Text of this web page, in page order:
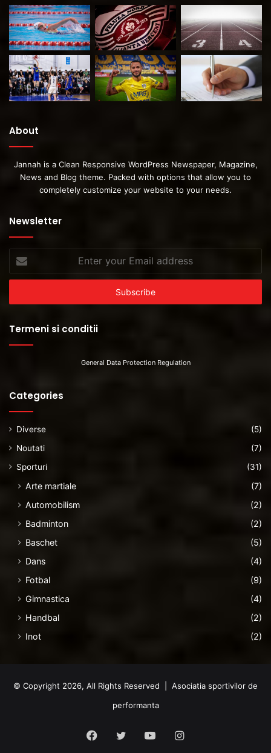
About
Jannah is a Clean Responsive WordPress Newspaper, Magazine,
News and Blog theme. Packed with options that allow you to
completely customize your website to your needs.
Newsletter
your
Email
Termeni si conditii
General Data Protection Regulation
Categories
Diverse
(5)
Noutati
(7)
Sporturi
(31)
Arte martiale
(7)
Automobilism
(2)
Badminton
(2)
Baschet
(5)
Dans
(4)
Fotbal
(9)
Gimnastica
(4)
Handbal
(2)
Inot
(2)
© Copyright 2026, All Rights Reserved | Asociatia sportivilor de
performanta
Facebook
Twitter YouTubeInstagram